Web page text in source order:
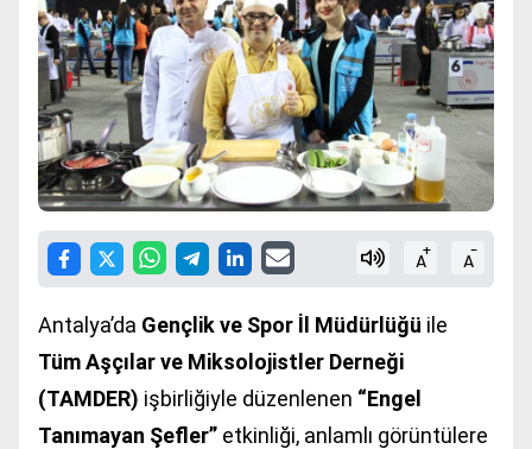
A+ A-
Antalya’da Gençlik ve Spor İl Müdürlüğü ile
Tüm Aşçılar ve Miksolojistler Derneği
(TAMDER) işbirliğiyle düzenlenen “Engel
Tanımayan Şefler” etkinliği, anlamlı görüntülere